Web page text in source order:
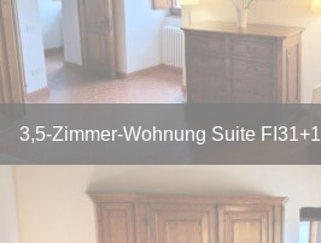
3,5-Zimmer-Wohnung Suite FI31+1